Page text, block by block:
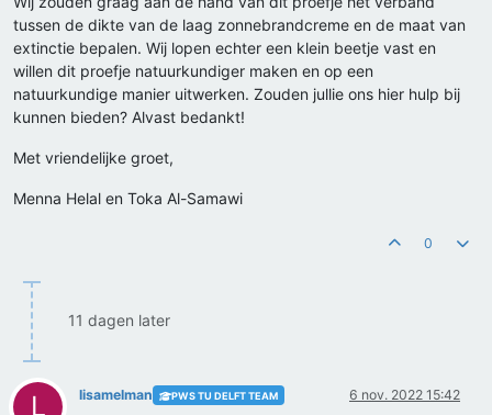
tussen de dikte van de laag zonnebrandcreme en de maat van
extinctie bepalen. Wij lopen echter een klein beetje vast en
willen dit proefje natuurkundiger maken en op een
natuurkundige manier uitwerken. Zouden jullie ons hier hulp bij
kunnen bieden? Alvast bedankt!
Met vriendelijke groet,
Menna Helal en Toka Al-Samawi
0
11 dagen later
L lisamelman PWS TU DELFT TEAM 6 nov. 2022 15:42